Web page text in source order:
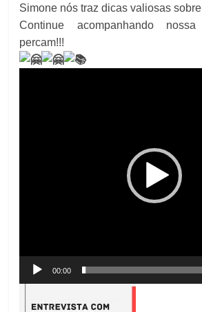
Simone nós traz dicas valiosas
Continue acompanhando
percam!!!
00:00